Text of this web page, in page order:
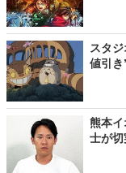
スタ
値引
熊本
士が